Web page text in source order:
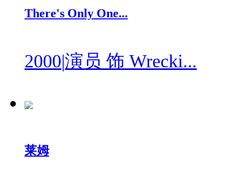
There's Only One...
2000|演员 饰 Wrecki...
莱姆